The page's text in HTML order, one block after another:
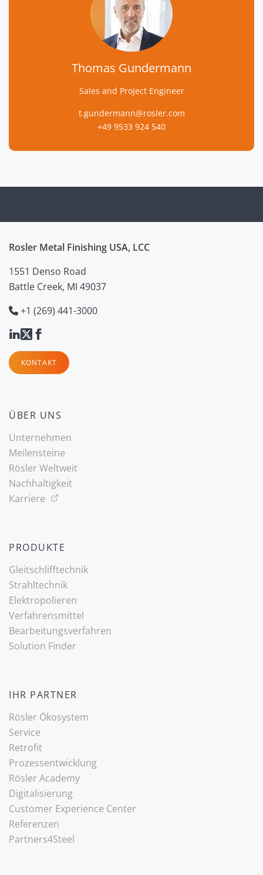
Thomas Gundermann
Sales and Project Engineer
t.gundermann@rosler.com
+49 9533 924 540
Rosler Metal Finishing USA, LCC
1551 Denso Road
Battle Creek, MI 49037
+1 (269) 441-3000
KONTAKT
ÜBER UNS
Unternehmen
Meilensteine
Rösler Weltweit
Nachhaltigkeit
Karriere
PRODUKTE
Gleitschlifftechnik
Strahltechnik
Elektropolieren
Verfahrensmittel
Bearbeitungsverfahren
Solution Finder
IHR PARTNER
Rösler Ökosystem
Service
Retrofit
Prozessentwicklung
Rösler Academy
Digitalisierung
Customer Experience Center
Referenzen
Partners4Steel